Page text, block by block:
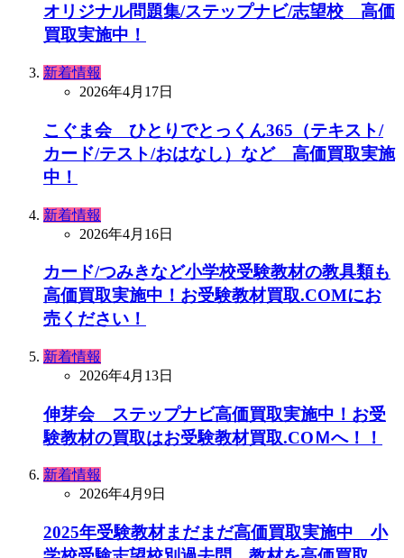
オリジナル問題集/ステップナビ/志望校 高価
買取実施中！
新着情報
2026年4月17日
こぐま会 ひとりでとっくん365（テキスト/
カード/テスト/おはなし）など 高価買取実施
中！
新着情報
2026年4月16日
カード/つみきなど小学校受験教材の教具類も
高価買取実施中！お受験教材買取.COMにお
売ください！
新着情報
2026年4月13日
伸芽会 ステップナビ高価買取実施中！お受
験教材の買取はお受験教材買取.COＭへ！！
新着情報
2026年4月9日
2025年受験教材まだまだ高価買取実施中 小